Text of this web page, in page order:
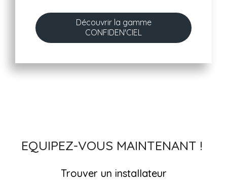
Découvrir la gamme
CONFIDEN'CIEL
EQUIPEZ-VOUS MAINTENANT !
Trouver un installateur